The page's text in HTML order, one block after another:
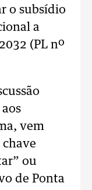
o subsídio
a
(PL nº
vem
ou
de Ponta